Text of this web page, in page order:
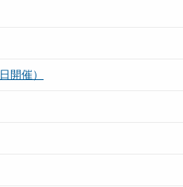
開催）